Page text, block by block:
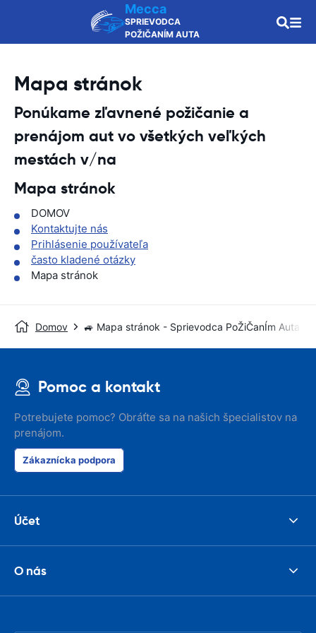
Mecca
SPRIEVODCA
POŽIČANÍM AUTA
Mapa stránok
Ponúkame zľavnené požičanie a
prenájom aut vo všetkých veľkých
mestách v/na
Mapa stránok
DOMOV
Kontaktujte nás
Prihlásenie používateľa
často kladené otázky
Mapa stránok
Domov 🚙 Mapa stránok - Sprievodca PoŽiČanÍm Auta
Pomoc a kontakt
Potrebujete pomoc? Obráťte sa na našich špecialistov na
prenájom.
Zákaznícka podpora
Účet
O nás